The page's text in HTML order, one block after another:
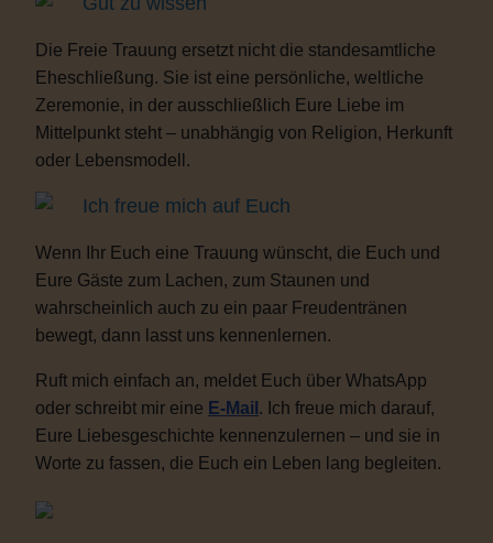
Die Freie Trauung ersetzt nicht die standesamtliche
Eheschließung. Sie ist eine persönliche, weltliche
Zeremonie, in der ausschließlich Eure Liebe im
Mittelpunkt steht – unabhängig von Religion, Herkunft
oder Lebensmodell.
Ich freue mich auf Euch
Wenn Ihr Euch eine Trauung wünscht, die Euch und
Eure Gäste zum Lachen, zum Staunen und
wahrscheinlich auch zu ein paar Freudentränen
bewegt, dann lasst uns kennenlernen.
Ruft mich einfach an, meldet Euch über WhatsApp
oder schreibt mir eine E-Mail . Ich freue mich darauf,
Eure Liebesgeschichte kennenzulernen – und sie in
Worte zu fassen, die Euch ein Leben lang begleiten.